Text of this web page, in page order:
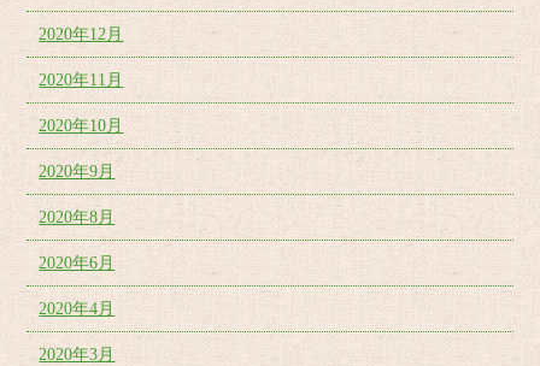
2020年12月
2020年11月
2020年10月
2020年9月
2020年8月
2020年6月
2020年4月
2020年3月